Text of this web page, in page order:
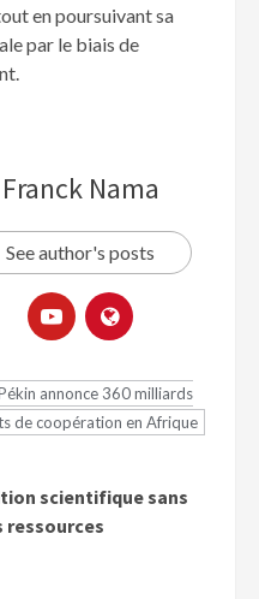
en poursuivant sa
par le biais de
Franck Nama
See author's posts
annonce 360 milliards
de coopération en Afrique
scientifique sans
ressources